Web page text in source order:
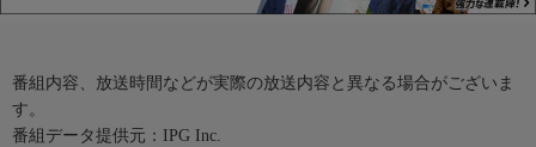
番組内容、放送時間などが実際の放送内容と異なる場合がございま
す。
番組データ提供元：IPG Inc.